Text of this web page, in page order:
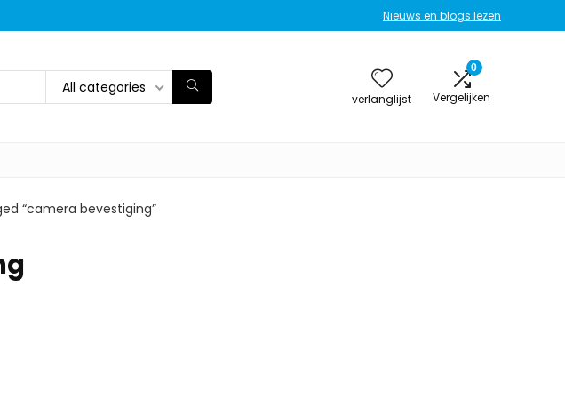
Nieuws en blogs lezen
All categories
verlanglijst
0
Vergelijken
“camera bevestiging”